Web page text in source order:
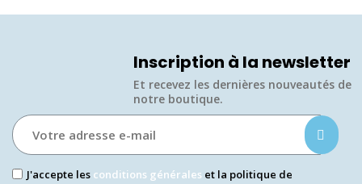
Inscription à la newsletter
Et recevez les dernières nouveautés de
notre boutique.​
J'accepte les conditions générales et la politique de